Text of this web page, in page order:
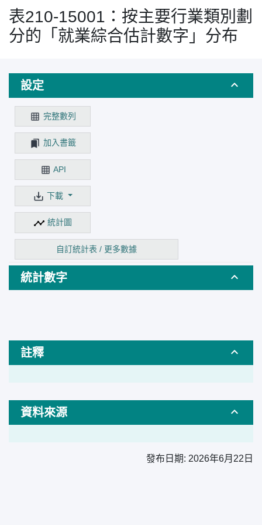
表210-15001：按主要行業類別劃
分的「就業綜合估計數字」分布
設定
完整數列
加入書籤
API
下載
統計圖
自訂統計表 / 更多數據
統計數字
註釋
資料來源
發布日期: 2026年6月22日